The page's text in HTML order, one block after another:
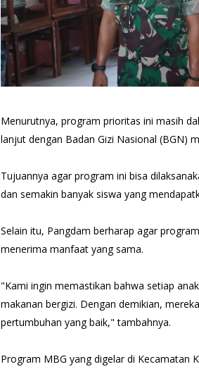
Menurutnya, program prioritas ini masih
lanjut dengan Badan Gizi Nasional (BGN)
Tujuannya agar program ini bisa
dan semakin banyak siswa yang
Selain itu, Pangdam berharap agar
menerima manfaat yang sama.
"Kami ingin memastikan bahwa setiap
makanan bergizi. Dengan demikian,
pertumbuhan yang baik," tambahnya.
Program MBG yang digelar di Kecamatan